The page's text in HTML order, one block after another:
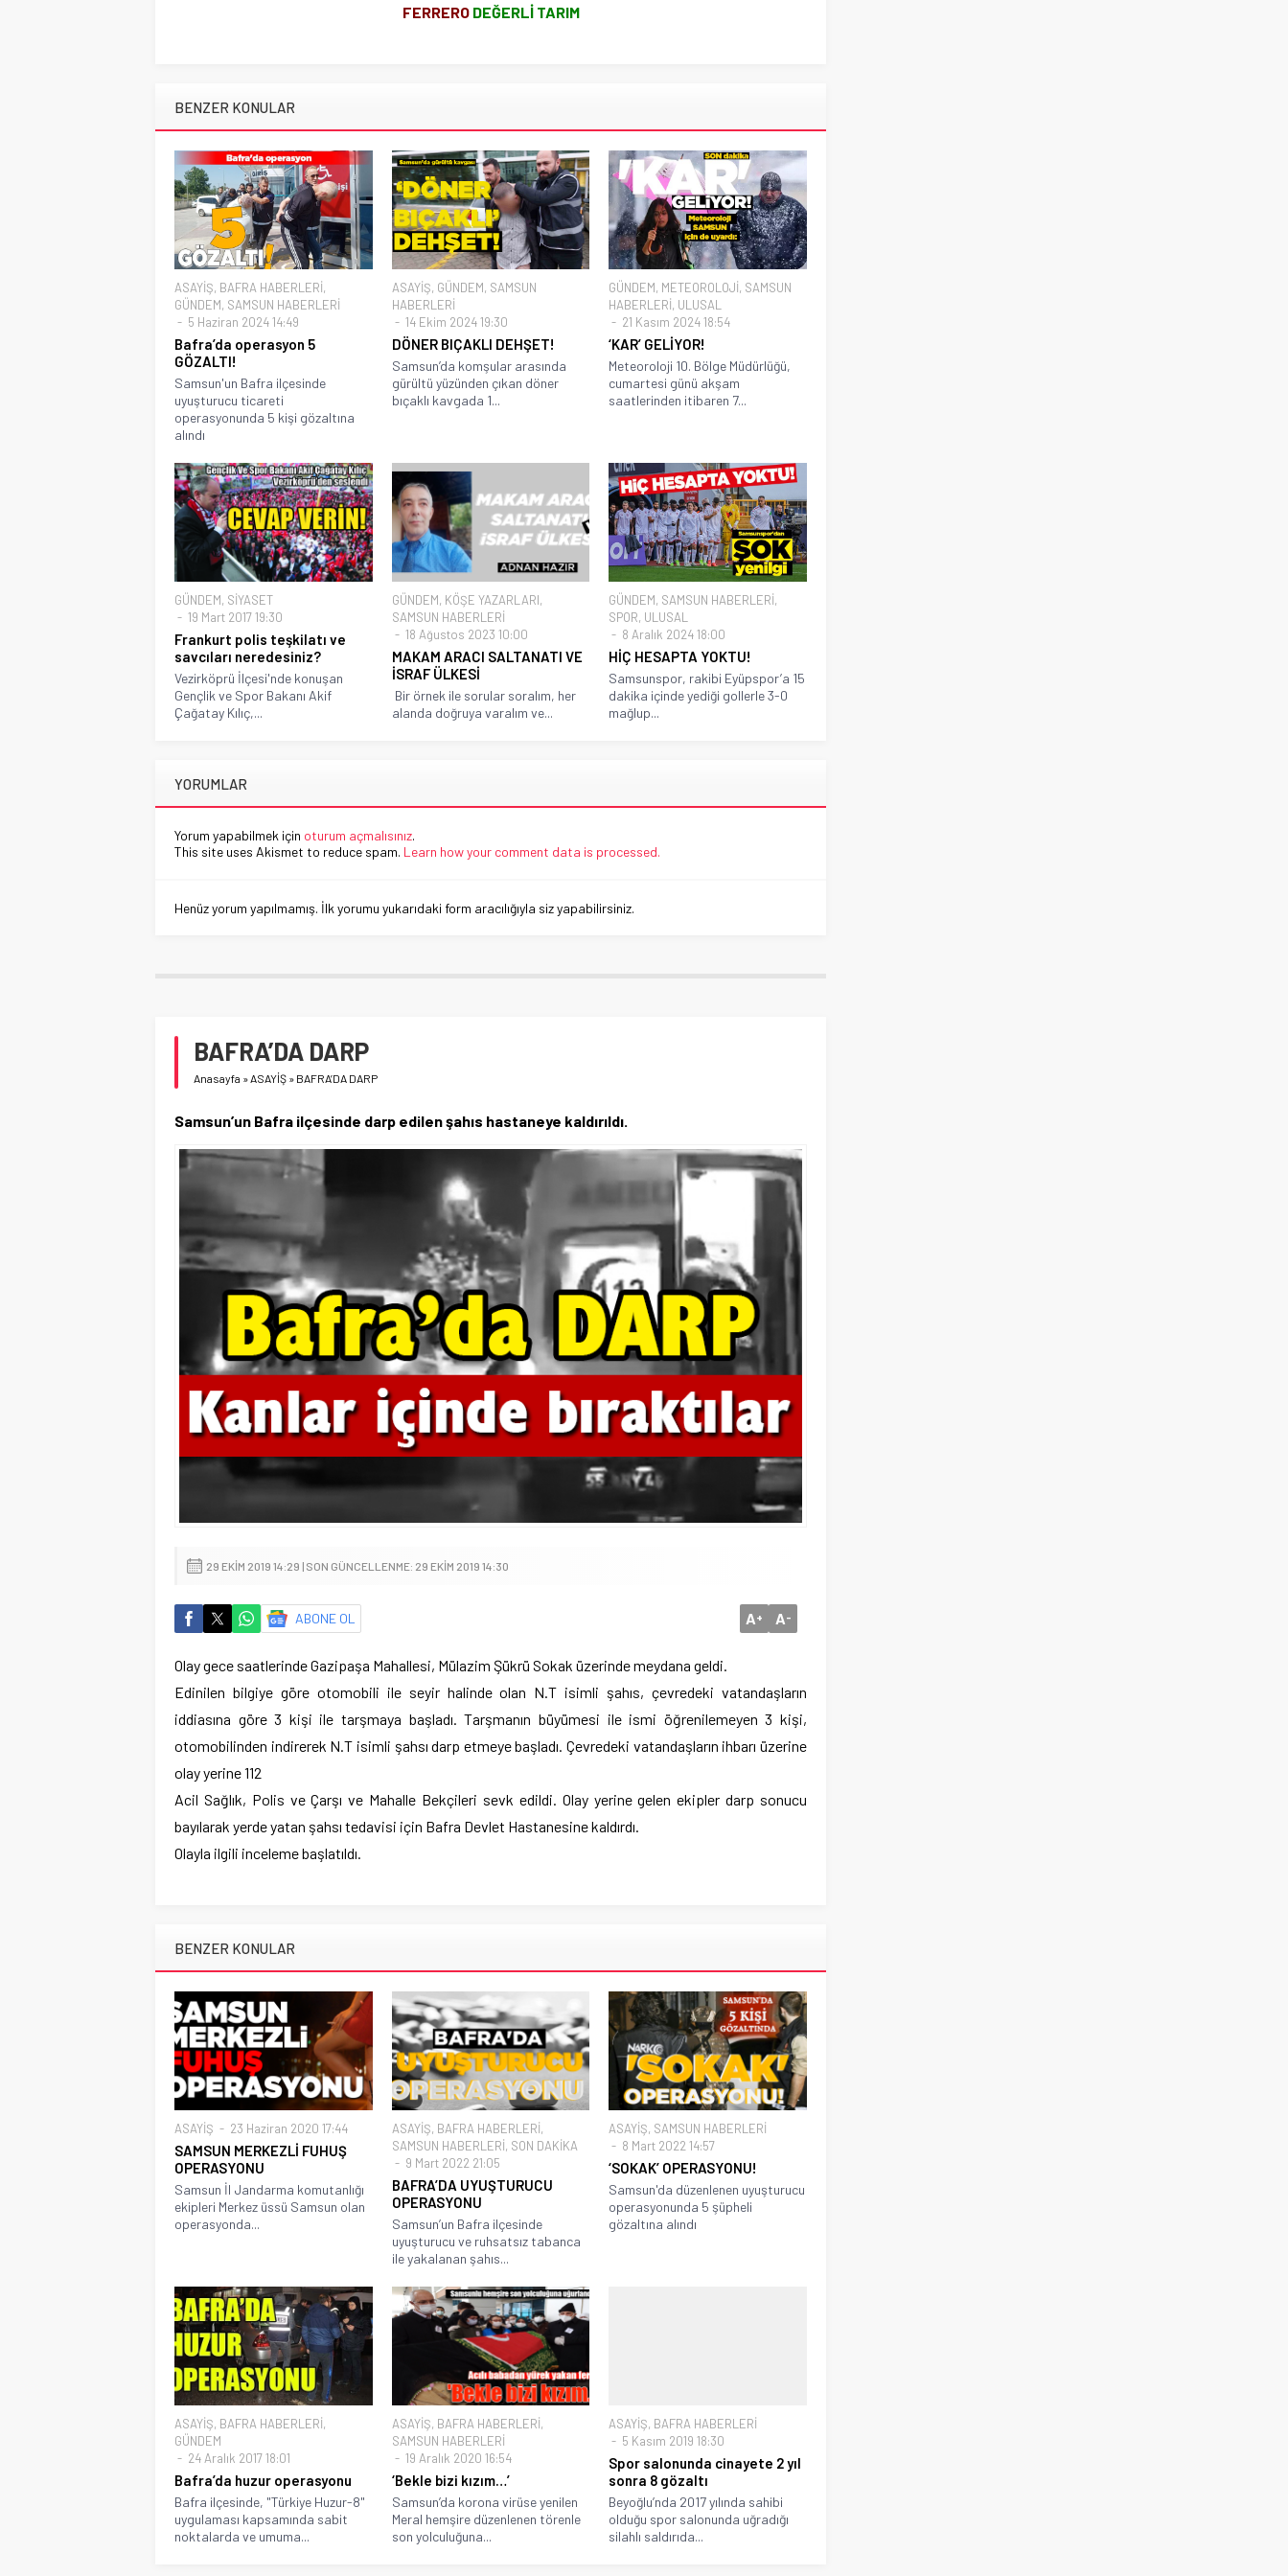
FERRERO DEĞERLİ TARIM
BENZER KONULAR
ASAYİŞ, BAFRA HABERLERİ,
GÜNDEM, SAMSUN HABERLERİ
5 Haziran 2024 14:49
Bafra’da operasyon 5
GÖZALTI!
Samsun'un Bafra ilçesinde
uyuşturucu ticareti
operasyonunda 5 kişi gözaltına
alındı
ASAYİŞ, GÜNDEM, SAMSUN
HABERLERİ
14 Ekim 2024 19:30
DÖNER BIÇAKLI DEHŞET!
Samsun’da komşular arasında
gürültü yüzünden çıkan döner
bıçaklı kavgada 1...
GÜNDEM, METEOROLOJİ, SAMSUN
HABERLERİ, ULUSAL
21 Kasım 2024 18:54
‘KAR’ GELİYOR!
Meteoroloji 10. Bölge Müdürlüğü,
cumartesi günü akşam
saatlerinden itibaren 7...
GÜNDEM, SİYASET
19 Mart 2017 19:30
Frankurt polis teşkilatı ve
savcıları neredesiniz?
Vezirköprü İlçesi'nde konuşan
Gençlik ve Spor Bakanı Akif
Çağatay Kılıç,...
GÜNDEM, KÖŞE YAZARLARI,
SAMSUN HABERLERİ
18 Ağustos 2023 10:00
MAKAM ARACI SALTANATI VE
İSRAF ÜLKESİ
Bir örnek ile sorular soralım, her
alanda doğruya varalım ve...
GÜNDEM, SAMSUN HABERLERİ,
SPOR, ULUSAL
8 Aralık 2024 18:00
HİÇ HESAPTA YOKTU!
Samsunspor, rakibi Eyüpspor’a 15
dakika içinde yediği gollerle 3-0
mağlup...
YORUMLAR
Yorum yapabilmek için oturum açmalısınız.
This site uses Akismet to reduce spam. Learn how your comment data is processed.
Henüz yorum yapılmamış. İlk yorumu yukarıdaki form aracılığıyla siz yapabilirsiniz.
BAFRA’DA DARP
Anasayfa »ASAYİŞ » BAFRA’DA DARP
Samsun’un Bafra ilçesinde darp edilen şahıs hastaneye kaldırıldı.
29 EKIM 2019 14:29 | SON GÜNCELLENME: 29 EKIM 2019 14:30
ABONE OL A+ A-
Olay gece saatlerinde Gazipaşa Mahallesi, Mülazim Şükrü Sokak üzerinde meydana geldi.
Edinilen bilgiye göre otomobili ile seyir halinde olan N.T isimli şahıs, çevredeki vatandaşların
iddiasına göre 3 kişi ile tarşmaya başladı. Tarşmanın büyümesi ile ismi öğrenilemeyen 3 kişi,
otomobilinden indirerek N.T isimli şahsı darp etmeye başladı. Çevredeki vatandaşların ihbarı üzerine
olay yerine 112
Acil Sağlık, Polis ve Çarşı ve Mahalle Bekçileri sevk edildi. Olay yerine gelen ekipler darp sonucu
bayılarak yerde yatan şahsı tedavisi için Bafra Devlet Hastanesine kaldırdı.
Olayla ilgili inceleme başlatıldı.
BENZER KONULAR
ASAYİŞ 23 Haziran 2020 17:44
SAMSUN MERKEZLİ FUHUŞ
OPERASYONU
Samsun İl Jandarma komutanlığı
ekipleri Merkez üssü Samsun olan
operasyonda...
ASAYİŞ, BAFRA HABERLERİ,
SAMSUN HABERLERİ, SON DAKİKA
9 Mart 2022 21:05
BAFRA’DA UYUŞTURUCU
OPERASYONU
Samsun’un Bafra ilçesinde
uyuşturucu ve ruhsatsız tabanca
ile yakalanan şahıs...
ASAYİŞ, SAMSUN HABERLERİ
8 Mart 2022 14:57
‘SOKAK’ OPERASYONU!
Samsun'da düzenlenen uyuşturucu
operasyonunda 5 şüpheli
gözaltına alındı
ASAYİŞ, BAFRA HABERLERİ,
GÜNDEM
24 Aralık 2017 18:01
Bafra’da huzur operasyonu
Bafra ilçesinde, "Türkiye Huzur-8"
uygulaması kapsamında sabit
noktalarda ve umuma...
ASAYİŞ, BAFRA HABERLERİ,
SAMSUN HABERLERİ
19 Aralık 2020 16:54
‘Bekle bizi kızım…’
Samsun’da korona virüse yenilen
Meral hemşire düzenlenen törenle
son yolculuğuna...
ASAYİŞ, BAFRA HABERLERİ
5 Kasım 2019 18:30
Spor salonunda cinayete 2 yıl
sonra 8 gözaltı
Beyoğlu’nda 2017 yılında sahibi
olduğu spor salonunda uğradığı
silahlı saldırıda...